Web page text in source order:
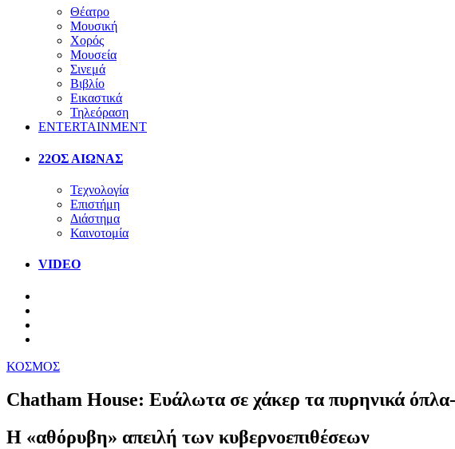
Θέατρο
Μουσική
Χορός
Μουσεία
Σινεμά
Βιβλίο
Εικαστικά
Τηλεόραση
ENTERTAINMENT
22ΟΣ ΑΙΩΝΑΣ
Τεχνολογία
Επιστήμη
Διάστημα
Καινοτομία
VIDEO
ΚΟΣΜΟΣ
Chatham House: Ευάλωτα σε χάκερ τα πυρηνικά
Η «αθόρυβη» απειλή των κυβερνοεπιθέσεων